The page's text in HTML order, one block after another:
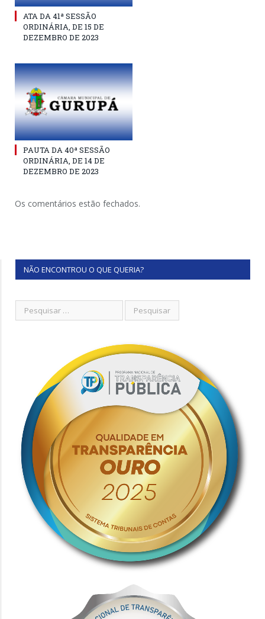
ATA DA 41ª SESSÃO
ORDINÁRIA, DE 15 DE
DEZEMBRO DE 2023
PAUTA DA 40ª SESSÃO
ORDINÁRIA, DE 14 DE
DEZEMBRO DE 2023
Os comentários estão fechados.
NÃO ENCONTROU O QUE QUERIA?